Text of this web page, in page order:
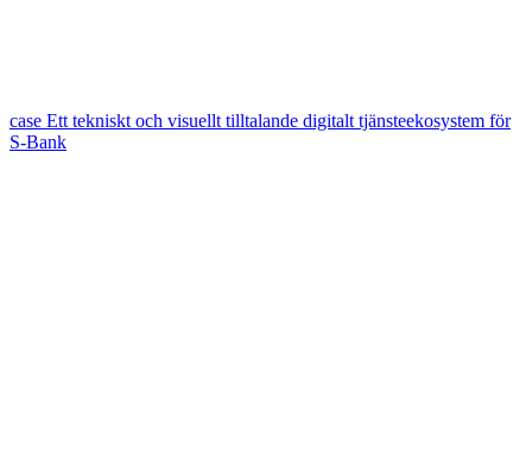
case Ett tekniskt och visuellt tilltalande digitalt tjänsteekosystem för
S-Bank